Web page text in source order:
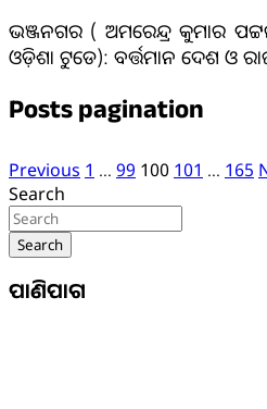
ଭଞ୍ଜନଗର ( ଅମରେନ୍ଦ୍ର କୁମାର
ଓଡ଼ିଶା ଟୁଡେ): ବର୍ତ୍ତମାନ ଦେଶ ଓ
Posts pagination
Previous 1 … 99 100 101 … 165
Search
Search
ପାଣିପାଗ